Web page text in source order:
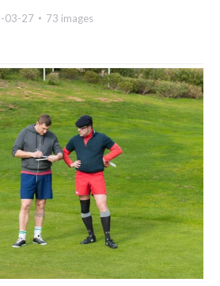
03-27 73 images